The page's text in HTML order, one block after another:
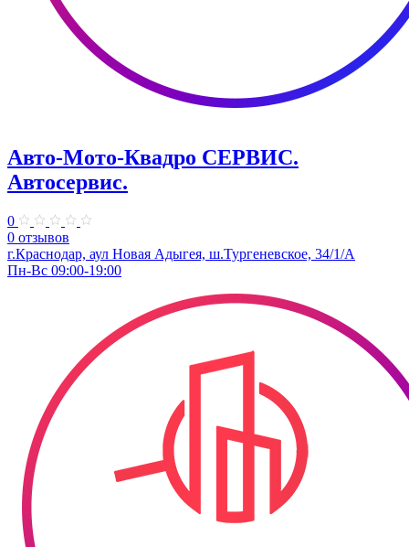
Авто-Мото-Квадро СЕРВИС.
Автосервис.
0
0 отзывов
г.Краснодар, аул Новая Адыгея, ш.Тургеневское, 34/1/А
Пн-Вс 09:00-19:00